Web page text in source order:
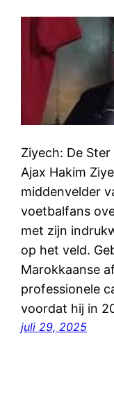
Ziyech: De
Ajax Hakim
middenvelder
voetbalfans
met zijn
op het veld.
Marokkaanse
professionele
voordat hij in
juli 29, 2025